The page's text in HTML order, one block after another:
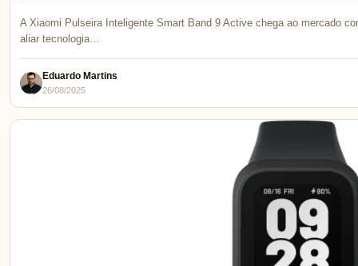
A Xiaomi Pulseira Inteligente Smart Band 9 Active chega ao mercado
aliar tecnologia…
Eduardo Martins
26/08/2025